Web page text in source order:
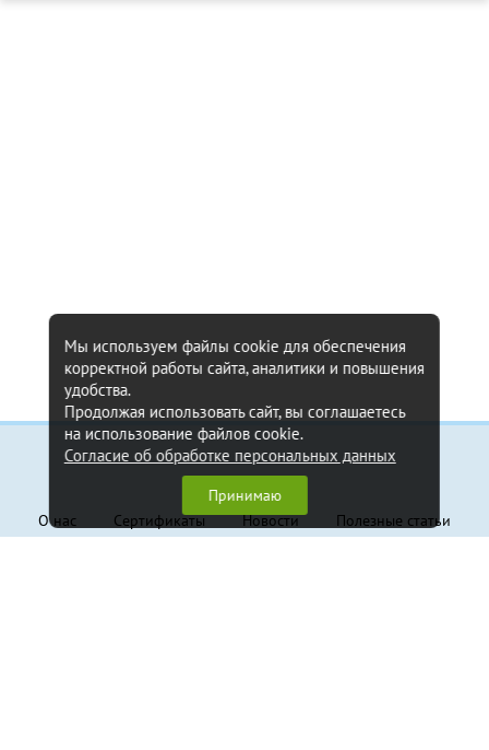
Информация
О нас Сертификаты Новости
Полезные статьи
Мы используем файлы cookie для обеспечения
корректной работы сайта, аналитики и повышения
удобства.
Продолжая использовать сайт, вы соглашаетесь
на использование файлов cookie.
Согласие об обработке персональных данных
Принимаю